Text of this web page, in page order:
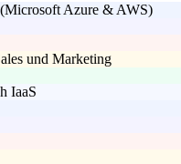
Azure & AWS)
und Marketing
IaaS